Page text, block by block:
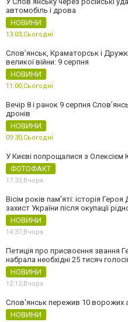
автомобіль і дрова
НОВИНИ
13:03,Сьогодні
Слов’янськ, Краматорськ і
великої війни: 9 серпня
НОВИНИ
11:00,Сьогодні
Вечір 8 і ранок 9 серпня
дронів
НОВИНИ
09:30,Сьогодні
У Києві попрощалися з Олексієм
ФОТОФАКТ
17:33, Вчора
Вісім років пам'яті: історія
захист України після окупації
НОВИНИ
14:37, Вчора
Петиція про присвоєння звання
набрала необхідні 25 тисяч
НОВИНИ
12:12, Вчора
Слов'янськ пережив 10 ворожих
НОВИНИ